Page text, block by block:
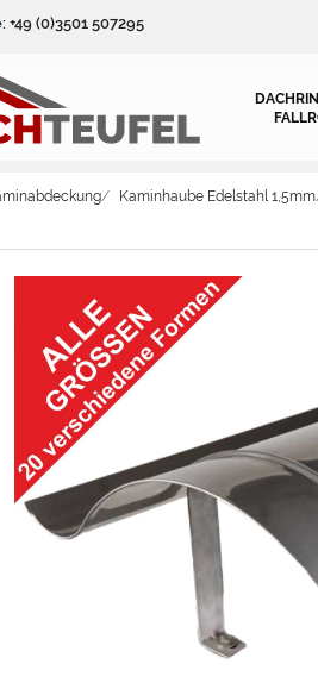
+49 (0)3501 507295
Kaminhaube Edelstahl 1,5mm